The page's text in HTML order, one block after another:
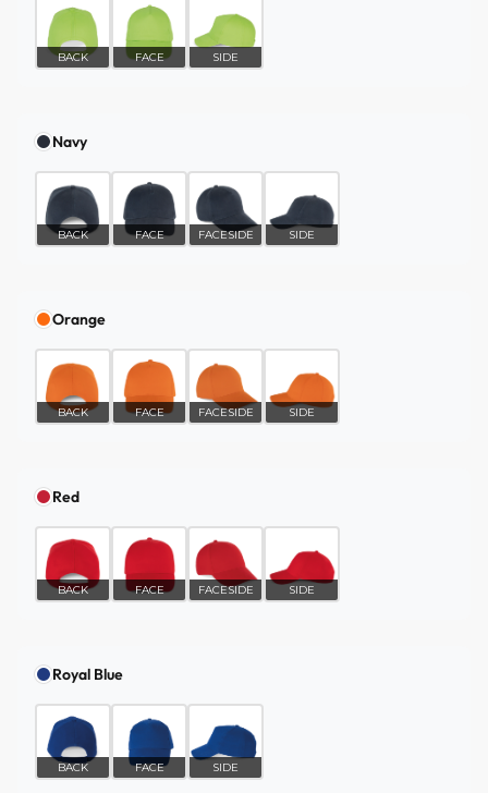
BACK FACE SIDE
Navy
BACK FACE FACESIDE SIDE
Orange
BACK FACE FACESIDE SIDE
Red
BACK FACE FACESIDE SIDE
Royal Blue
BACK FACE SIDE